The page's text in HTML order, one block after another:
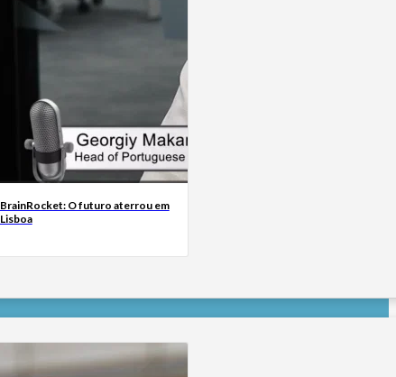
BrainRocket: O futuro aterrou em
Lisboa